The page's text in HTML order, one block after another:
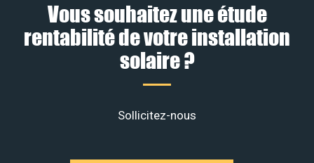
Vous souhaitez une étude
rentabilité de votre installation
solaire ?
Sollicitez-nous